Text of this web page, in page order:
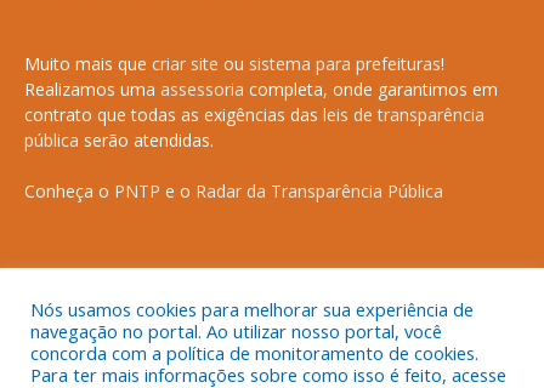
Muito mais que criar site ou sistema para prefeituras!
Realizamos uma assessoria completa, onde garantimos em
contrato que todas as exigências das leis de transparência
pública serão atendidas.
Conheça o PNTP e o Radar da Transparência Pública
Todos os direitos reservados a Prefeitura Municipal de Anapurus.
Nós usamos cookies para melhorar sua experiência de
navegação no portal. Ao utilizar nosso portal, você
concorda com a política de monitoramento de cookies.
Para ter mais informações sobre como isso é feito, acesse